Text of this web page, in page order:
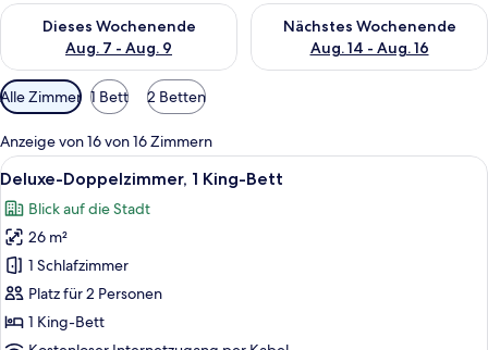
Dieses Wochenende
Aug. 7 - Aug. 9
Überprüfe die Verfügbarkeit für dieses Wochenende, Aug. 7
Nächstes Wochenende
Aug. 14 - Aug. 16
Überprüfe die Verfügbarkeit
Verfügbare
Filter
für
Zimmer
Alle Zimmer 1 Bett 2 Betten
Anzeige von 16 von 16 Zimmern
Alle
Fotos
für
Deluxe-
Doppelzimmer,
1 King-
Bett
anzeigen
Ein Hotelzimmer mit einem großen
13
Deluxe-Doppelzimmer, 1 King-Bett
Blick auf die Stadt
26 m²
1 Schlafzimmer
Platz für 2 Personen
1 King-Bett